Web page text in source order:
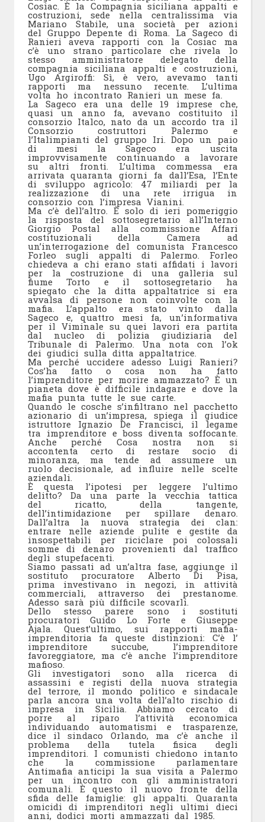
Cosiac. È la Compagnia siciliana appalti e
costruzioni, sede nella centralissima via
Mariano Stabile, una società per azioni
del Gruppo Depente di Roma. La Sageco di
Ranieri aveva rapporti con la Cosiac ma
c’è uno strano particolare che rivela lo
stesso amministratore delegato della
compagnia siciliana appalti e costruzioni,
Ugo Argiroffi: Sì, è vero, avevamo tanti
rapporti ma nessuno recente. L’ultima
volta ho incontrato Ranieri un mese fa.
La Sageco era una delle 19 imprese che,
quasi un anno fa, avevano costituito il
consorzio Italco, nato da un accordo tra il
Consorzio costruttori Palermo e
l’Italimpianti del gruppo Iri. Dopo un paio
di mesi la Sageco era uscita
improvvisamente continuando a lavorare
su altri fronti. L’ultima commessa era
arrivata quaranta giorni fa dall’Esa, l’Ente
di sviluppo agricolo: 47 miliardi per la
realizzazione di una rete irrigua in
consorzio con l’impresa Vianini.
Ma c’è dell’altro. È solo di ieri pomeriggio
la risposta del sottosegretario all’Interno
Giorgio Postal alla commissione Affari
costituzionali della Camera ad
un’interrogazione del comunista Francesco
Forleo sugli appalti di Palermo. Forleo
chiedeva a chi erano stati affidati i lavori
per la costruzione di una galleria sul
fiume Torto e il sottosegretario ha
spiegato che la ditta appaltatrice si era
avvalsa di persone non coinvolte con la
mafia. L’appalto era stato vinto dalla
Sageco e, quattro mesi fa, un’informativa
per il Viminale su quei lavori era partita
dal nucleo di polizia giudiziaria del
Tribunale di Palermo. Una nota con l’ok
dei giudici sulla ditta appaltatrice.
Ma perché uccidere adesso Luigi Ranieri?
Cos’ha fatto o cosa non ha fatto
l’imprenditore per morire ammazzato? È un
pianeta dove è difficile indagare e dove la
mafia punta tutte le sue carte.
Quando le cosche s’infiltrano nel pacchetto
azionario di un’impresa, spiega il giudice
istruttore Ignazio De Francisci, il legame
tra imprenditore e boss diventa soffocante.
Anche perché Cosa nostra non si
accontenta certo di restare socio di
minoranza, ma tende ad assumere un
ruolo decisionale, ad influire nelle scelte
aziendali.
È questa l’ipotesi per leggere l’ultimo
delitto? Da una parte la vecchia tattica
del ricatto, della tangente,
dell’intimidazione per spillare denaro.
Dall’altra la nuova strategia dei clan:
entrare nelle aziende pulite e gestite da
insospettabili per riciclare poi colossali
somme di denaro provenienti dal traffico
degli stupefacenti.
Siamo passati ad un’altra fase, aggiunge il
sostituto procuratore Alberto Di Pisa,
prima investivano in negozi, in attività
commerciali, attraverso dei prestanome.
Adesso sarà più difficile scovarli.
Dello stesso parere sono i sostituti
procuratori Guido Lo Forte e Giuseppe
Ajala. Quest’ultimo, sui rapporti mafia-
imprenditoria fa queste distinzioni: C’è l’
imprenditore succube, l’imprenditore
favoreggiatore, ma c’è anche l’imprenditore
mafioso.
Gli investigatori sono alla ricerca di
assassini e registi della nuova strategia
del terrore, il mondo politico e sindacale
parla ancora una volta dell’alto rischio di
impresa in Sicilia. Abbiamo cercato di
porre al riparo l’attività economica
individuando automatismi e trasparenze,
dice il sindaco Orlando, ma c’è anche il
problema della tutela fisica degli
imprenditori. I comunisti chiedono intanto
che la commissione parlamentare
Antimafia anticipi la sua visita a Palermo
per un incontro con gli amministratori
comunali. È questo il nuovo fronte della
sfida delle famiglie: gli appalti. Quaranta
omicidi di imprenditori negli ultimi dieci
anni, dodici morti ammazzati dal 1985.